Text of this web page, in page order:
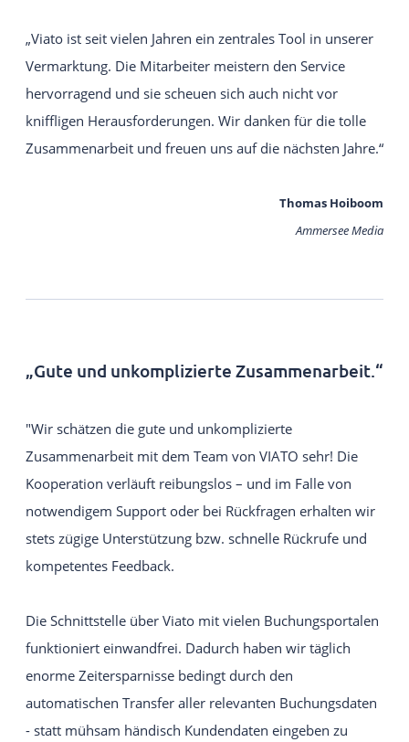
„Viato ist seit vielen Jahren ein zentrales Tool in unserer
Vermarktung. Die Mitarbeiter meistern den Service
hervorragend und sie scheuen sich auch nicht vor
kniffligen Herausforderungen. Wir danken für die tolle
Zusammenarbeit und freuen uns auf die nächsten Jahre.“
Thomas Hoiboom
Ammersee Media
„Gute und unkomplizierte Zusammenarbeit.“
"Wir schätzen die gute und unkomplizierte
Zusammenarbeit mit dem Team von VIATO sehr! Die
Kooperation verläuft reibungslos – und im Falle von
notwendigem Support oder bei Rückfragen erhalten wir
stets zügige Unterstützung bzw. schnelle Rückrufe und
kompetentes Feedback.
Die Schnittstelle über Viato mit vielen Buchungsportalen
funktioniert einwandfrei. Dadurch haben wir täglich
enorme Zeitersparnisse bedingt durch den
automatischen Transfer aller relevanten Buchungsdaten
- statt mühsam händisch Kundendaten eingeben zu